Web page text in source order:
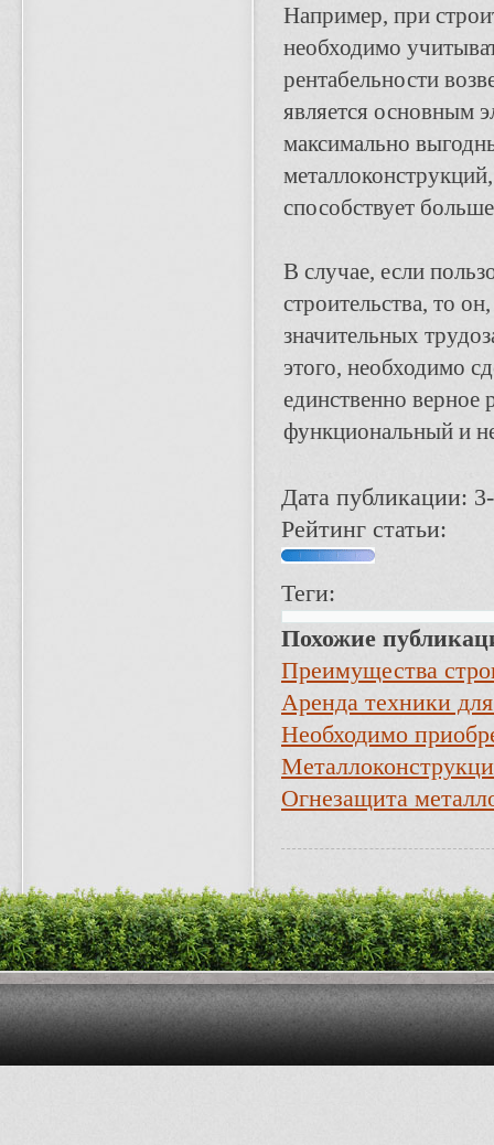
Например, при
необходимо
рентабельности
является основным
максимально
способствует
В случае, если
строительства, то
значительных
этого, необходимо
единственно
функциональный и
Дата публикации:
Рейтинг статьи:
Теги:
Похожие
Преимущества
Аренда техники
Необходимо
Огнезащита